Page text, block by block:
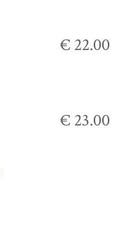
€ 22.00
€ 23.00